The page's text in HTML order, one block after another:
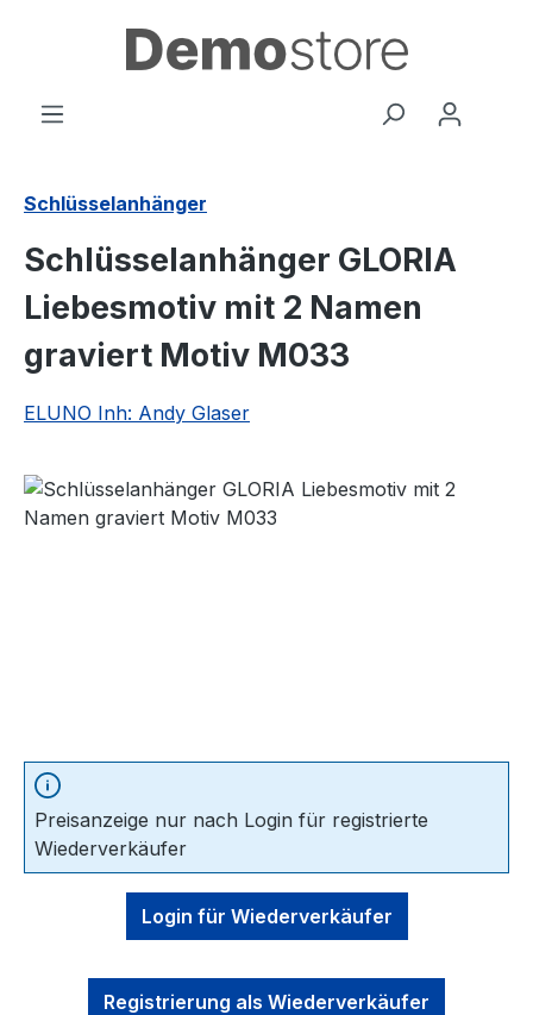
Zum Hauptinhalt springen
Schlüsselanhänger
Schlüsselanhänger GLORIA
Liebesmotiv mit 2 Namen
graviert Motiv M033
ELUNO Inh: Andy Glaser
Bildergalerie überspringen
Preisanzeige nur nach Login für registrierte
Wiederverkäufer
Login für Wiederverkäufer
Registrierung als Wiederverkäufer